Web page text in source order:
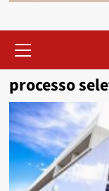
Menu
processo